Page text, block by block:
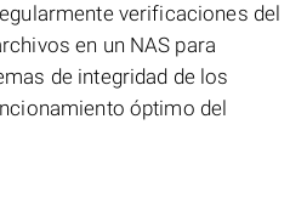
verificaciones del
en un NAS para
de integridad de los
óptimo del